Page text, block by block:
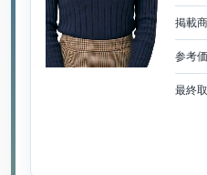
掲載
参考
最終